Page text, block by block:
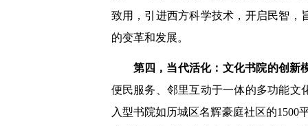
致用，引进西方科学技术，开启民智，
的变革和发展。
第四，当代活化：文化书院的创新
便民服务、邻里互动于一体的多功能文
入型书院如历城区名辉豪庭社区的1500